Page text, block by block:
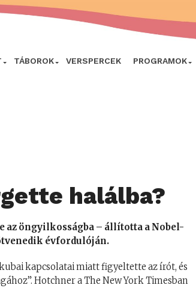
TÁBOROK VERSPERCEK PROGRAMOK
halálba?
az öngyilkosságba – állította a Nobel-
évfordulóján.
kapcsolatai miatt figyeltette az írót, és
Hotchner a The New York Timesban